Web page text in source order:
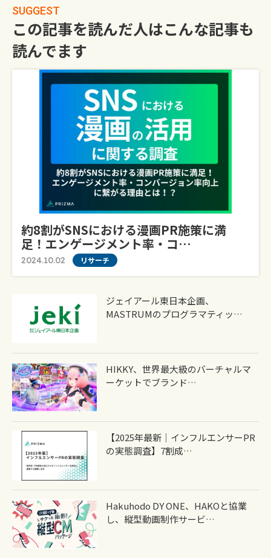
SUGGEST
この記事を読んだ人はこんな記事も
読んでます
約8割がSNSにおける漫画PR施策に満
足！エンゲージメント率・コ…
2024.10.02 リサーチ
ジェイアール東日本企画、
MASTRUMのプログラマティッ…
HIKKY、世界最大級のバーチャルマ
ーケットでブランド…
【2025年最新｜インフルエンサーPR
の実態調査】7割成…
Hakuhodo DY ONE、HAKOと協業
し、縦型動画制作サービ…